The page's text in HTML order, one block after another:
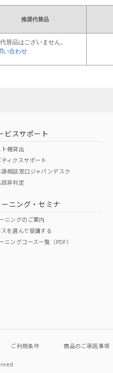
推奨代替品
替品はございません。
い合わせ
ビスサポート
ト機貸出
ティクスサポート
語相談窓口ジャパンデスク
非判定
ニング・セミナ
ニングのご案内
スを選んで受講する
ニングコース一覧（PDF）
ご利用条件 商品のご承諾事項